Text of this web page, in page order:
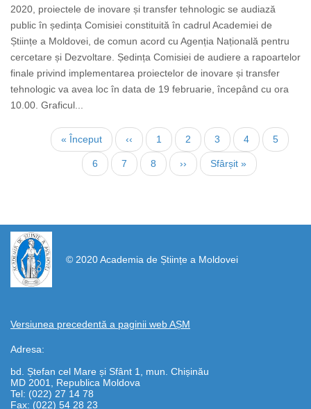
2020, proiectele de inovare și transfer tehnologic se audiază
public în ședința Comisiei constituită în cadrul Academiei de
Științe a Moldovei, de comun acord cu Agenția Națională pentru
cercetare și Dezvoltare. Ședința Comisiei de audiere a rapoartelor
finale privind implementarea proiectelor de inovare și transfer
tehnologic va avea loc în data de 19 februarie, începând cu ora
10.00. Graficul...
Prima
pagină
« Început
Pagina
anterioară
‹‹ Page
1 Page
2 Page
3 Page
4 Page
5
Pagina
curentă
6 Page
7 Page
8
Pagina
următoare
››
Ultima
pagină
Sfârșit »
© 2020 Academia de Științe a Moldovei
Versiunea precedentă a paginii web AȘM
Adresa:
bd. Ștefan cel Mare și Sfânt 1, mun. Chișinău
MD 2001, Republica Moldova
Tel: (022) 27 14 78
Fax: (022) 54 28 23
https://propletenie.ru/